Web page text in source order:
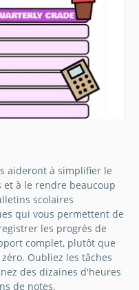
en idées
modèle de
aideront à simplifier le
et à le rendre beaucoup
scolaires
qui vous permettent de
les progrès de
complet, plutôt que
Oubliez les tâches
des dizaines d'heures
de notes.